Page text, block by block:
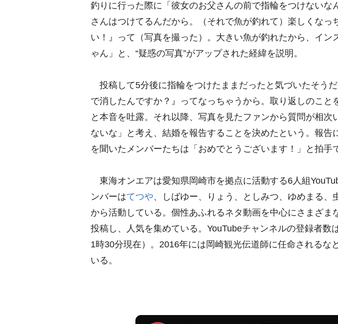
釣りに行った際に「彼女のお父さんの前で指輪をつけないな
さんはつけてるんだから。（それで魚が釣れて）楽しくなっ
い！』って（写真を撮った）。大きい魚が釣れたから、イン
ゃん」と、“疑惑の写真”がアップされた経緯を説明。
投稿して5分後に指輪をつけたままだったと気づいたそう
で消したんですか？』ってなっちゃうから。取り返しのこと
と本音を吐露。それ以降、写真を見たファンから質問が相次
ないな」と考え、結婚を報告することを決めたという。報告
を聞いたメンバーたちは「おめでとうございます！」と拍手
東海オンエアは愛知県岡崎市を拠点に活動する6人組
ンバーはてつ、しばゆー、りょう、としみつ、ゆめまる、
から活動している。個性あふれるネタ動画を中心にさまざま
投稿し、人気を集めている。YouTubeチャンネルの登録者数
1時30分現在）。2016年には岡崎観光伝道師に任命されるな
いる。